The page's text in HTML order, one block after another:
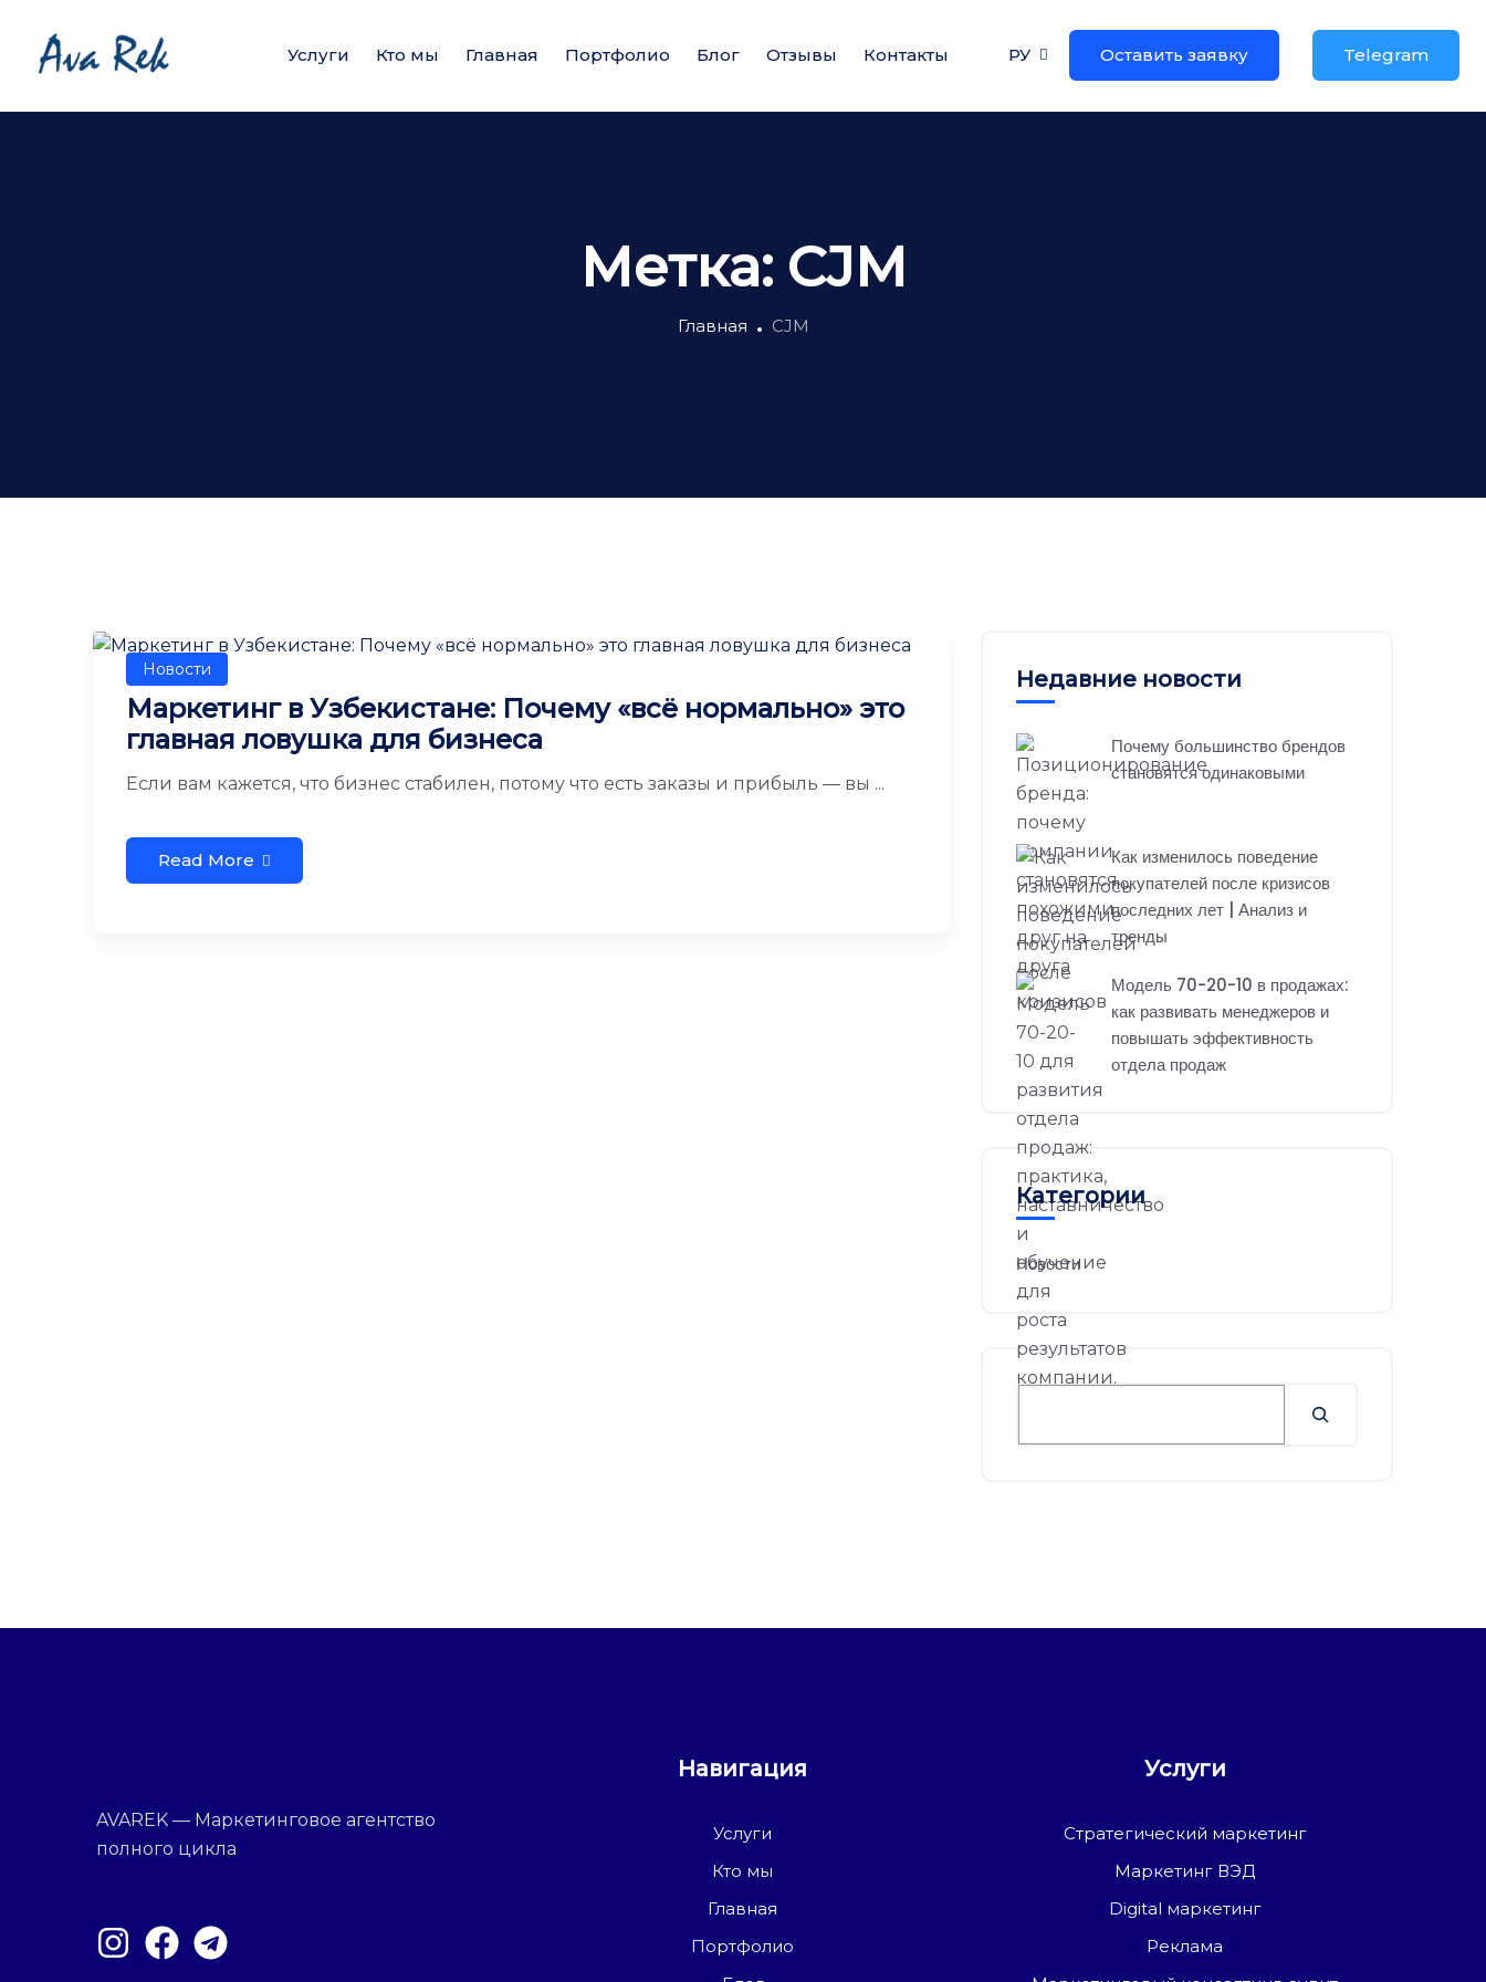
Услуги Кто мы Главная Портфолио Блог Отзывы Контакты РУ Оставить заявку Telegram
Метка: CJM
Главная CJM
Новости
Маркетинг в Узбекистане: Почему «всё нормально» это
главная ловушка для бизнеса
Если вам кажется, что бизнес стабилен, потому что есть заказы и прибыль — вы ...
Read More
Недавние новости
Почему большинство брендов
становятся одинаковыми
Как изменилось поведение
покупателей после кризисов
последних лет | Анализ и
тренды
Модель 70-20-10 в продажах:
как развивать менеджеров и
повышать эффективность
отдела продаж
Категории
Новости
AVAREK — Маркетинговое агентство
полного цикла
Навигация
Услуги
Кто мы
Главная
Портфолио
Услуги
Стратегический маркетинг
Маркетинг ВЭД
Digital маркетинг
Реклама